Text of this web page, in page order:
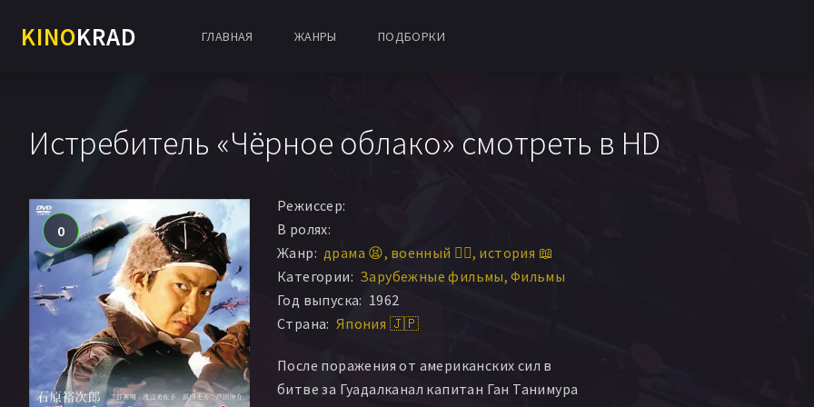
KINOKRAD ГЛАВНАЯ ЖАНРЫ ПОДБОРКИ
Истребитель «Чёрное облако» смотреть в HD
0
Режиссер:
В ролях:
Жанр: драма 😫 военный 👨‍✈️ история 📖
Категории: Зарубежные фильмы Фильмы
Год выпуска: 1962
Страна: Япония 🇯🇵
После поражения от американских сил в
битве за Гуадалканал капитан Ган Танимура